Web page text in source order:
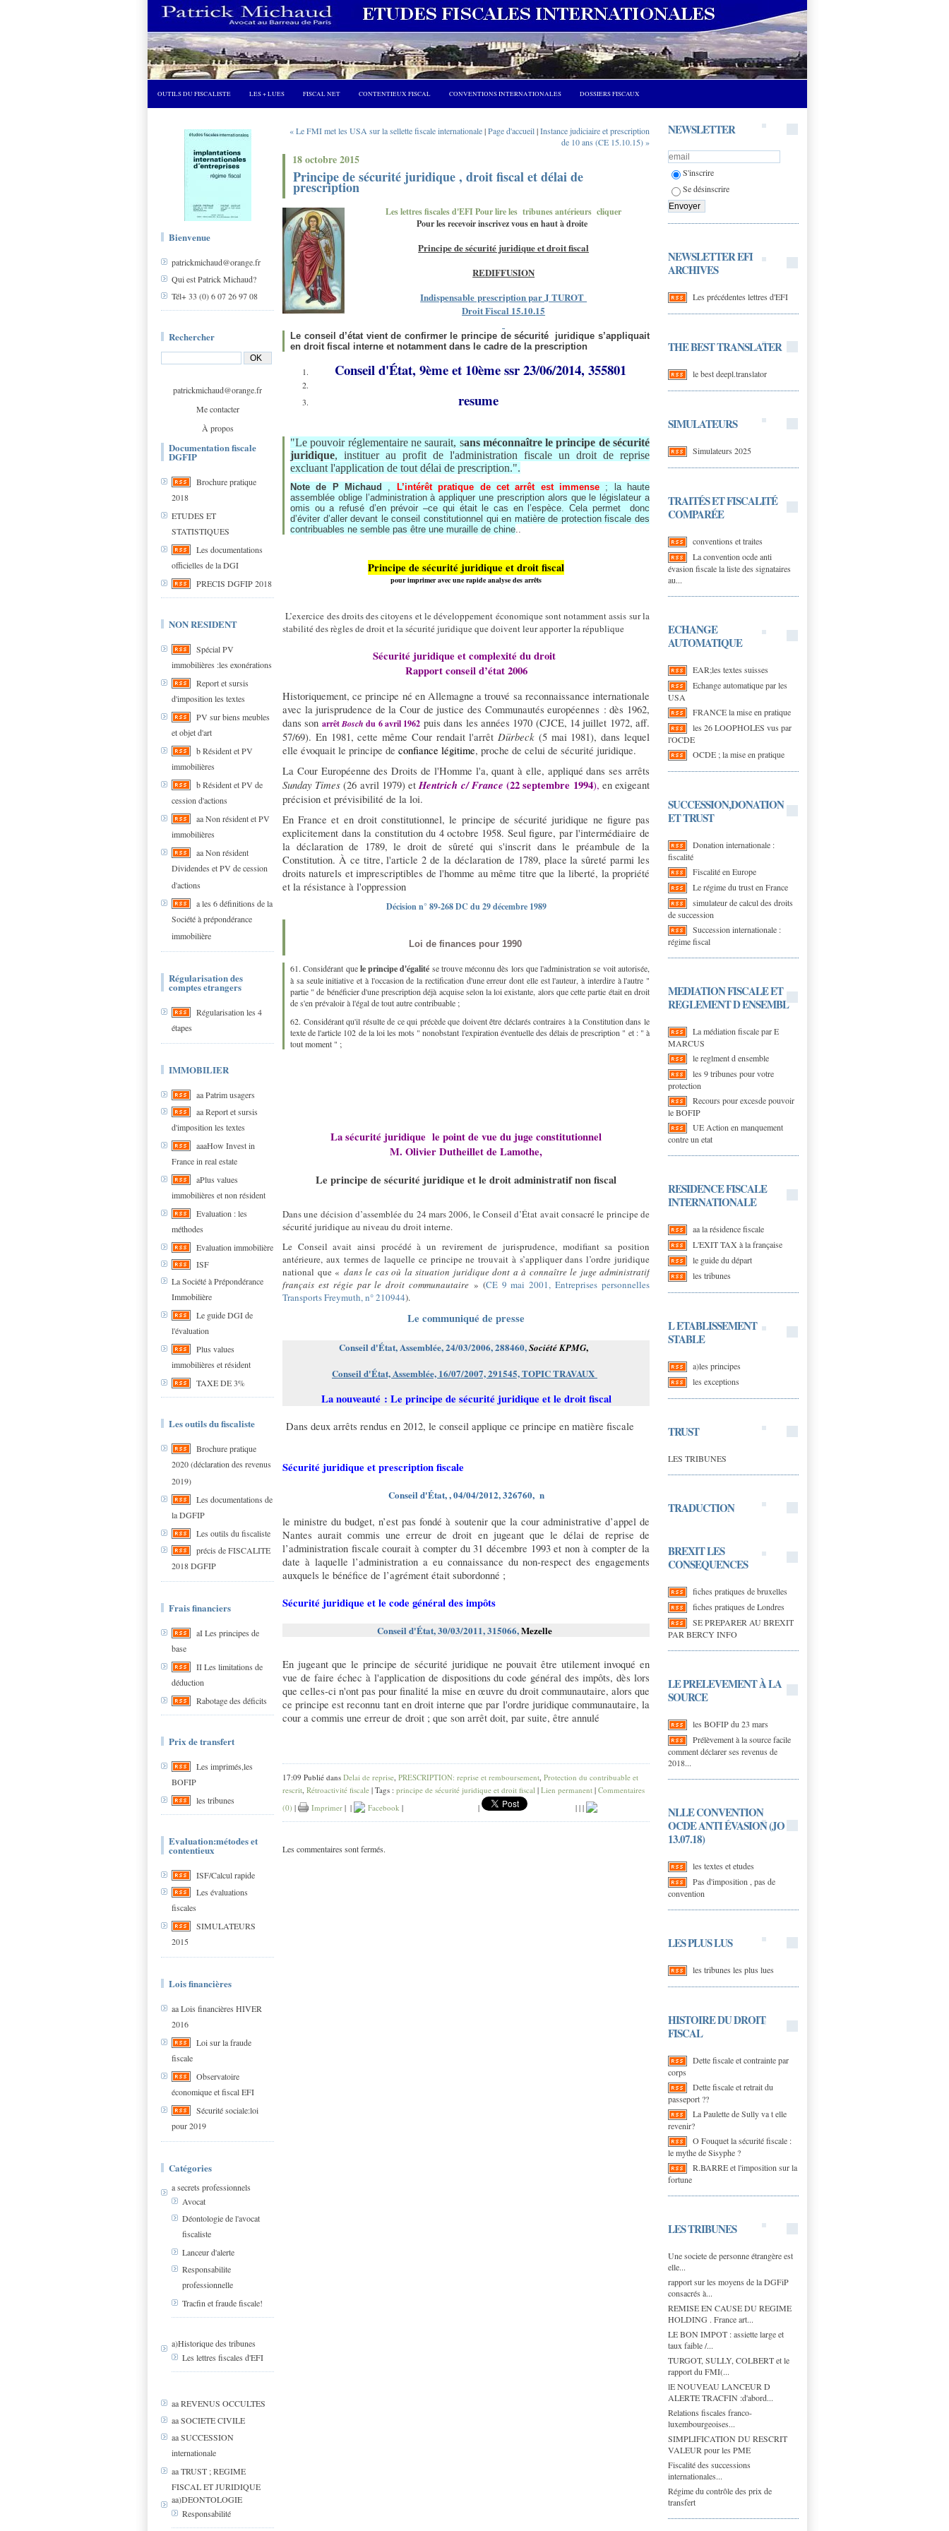
OUTILS DU FISCALISTE LES + LUES FISCAL NET CONTENTIEUX FISCAL CONVENTIONS INTERNATIONALES DOSSIERS FISCAUX
Bienvenue
patrickmichaud@orange.fr
Qui est Patrick Michaud?
Tél+ 33 (0) 6 07 26 97 08
Rechercher
patrickmichaud@orange.fr
Me contacter
À propos
Documentation fiscale
DGFIP
Brochure pratique
2018
ETUDES ET
STATISTIQUES
Les documentations
officielles de la DGI
PRECIS DGFIP 2018
NON RESIDENT
Spécial PV
immobilières :les exonérations
Report et sursis
d'imposition les textes
PV sur biens meubles
et objet d'art
b Résident et PV
immobilières
b Résident et PV de
cession d'actions
aa Non résident et PV
immobilières
aa Non résident
Dividendes et PV de cession
d'actions
a les 6 définitions de la
Société à prépondérance
immobilière
Régularisation des
comptes etrangers
Régularisation les 4
étapes
IMMOBILIER
aa Patrim usagers
aa Report et sursis
d'imposition les textes
aaaHow Invest in
France in real estate
aPlus values
immobilières et non résident
Evaluation : les
méthodes
Evaluation immobilière
ISF
La Société à Prépondérance
Immobilière
Le guide DGI de
l'évaluation
Plus values
immobilières et résident
TAXE DE 3%
Les outils du fiscaliste
Brochure pratique
2020 (déclaration des revenus
2019)
Les documentations de
la DGFIP
Les outils du fiscaliste
précis de FISCALITE
2018 DGFIP
Frais financiers
aI Les principes de
base
II Les limitations de
déduction
Rabotage des déficits
Prix de transfert
Les imprimés,les
BOFIP
les tribunes
Evaluation:métodes et
contentieux
ISF/Calcul rapide
Les évaluations
fiscales
SIMULATEURS
2015
Lois financières
aa Lois financières HIVER
2016
Loi sur la fraude
fiscale
Observatoire
économique et fiscal EFI
Sécurité sociale:loi
pour 2019
Catégories
a secrets professionnels
Avocat
Déontologie de l'avocat
fiscaliste
Lanceur d'alerte
Responsabilite
professionnelle
Tracfin et fraude fiscale!
a)Historique des tribunes
Les lettres fiscales d'EFI
aa REVENUS OCCULTES
aa SOCIETE CIVILE
aa SUCCESSION
internationale
aa TRUST ; REGIME
FISCAL ET JURIDIQUE
aa)DEONTOLOGIE
Responsabilité
NEWSLETTER
S'inscrire
Se désinscrire
NEWSLETTER EFI
ARCHIVES
Les précédentes lettres d'EFI
THE BEST TRANSLATER
le best deepl.translator
SIMULATEURS
Simulateurs 2025
TRAITÉS ET FISCALITÉ
COMPARÉE
conventions et traites
La convention ocde anti
évasion fiscale la liste des signataires
au...
ECHANGE
AUTOMATIQUE
EAR;les textes suisses
Echange automatique par les
USA
FRANCE la mise en pratique
les 26 LOOPHOLES vus par
l'OCDE
OCDE ; la mise en pratique
SUCCESSION,DONATION
ET TRUST
Donation internationale :
fiscalité
Fiscalité en Europe
Le régime du trust en France
simulateur de calcul des droits
de succession
Succession internationale :
régime fiscal
MEDIATION FISCALE ET
REGLEMENT D ENSEMBL
La médiation fiscale par E
MARCUS
le reglment d ensemble
les 9 tribunes pour votre
protection
Recours pour excesde pouvoir
le BOFIP
UE Action en manquement
contre un etat
RESIDENCE FISCALE
INTERNATIONALE
aa la résidence fiscale
L'EXIT TAX à la française
le guide du départ
les tribunes
L ETABLISSEMENT
STABLE
a)les principes
les exceptions
TRUST
LES TRIBUNES
TRADUCTION
BREXIT LES
CONSEQUENCES
fiches pratiques de bruxelles
fiches pratiques de Londres
SE PREPARER AU BREXIT
PAR BERCY INFO
LE PRELEVEMENT À LA
SOURCE
les BOFIP du 23 mars
Prélèvement à la source facile
comment déclarer ses revenus de
2018...
NLLE CONVENTION
OCDE ANTI ÉVASION (JO
13.07.18)
les textes et etudes
Pas d'imposition , pas de
convention
LES PLUS LUS
les tribunes les plus lues
HISTOIRE DU DROIT
FISCAL
Dette fiscale et contrainte par
corps
Dette fiscale et retrait du
passeport ??
La Paulette de Sully va t elle
revenir?
O Fouquet la sécurité fiscale :
le mythe de Sisyphe ?
R.BARRE et l'imposition sur la
fortune
LES TRIBUNES
Une societe de personne étrangère est
elle...
rapport sur les moyens de la DGFiP
consacrés à...
REMISE EN CAUSE DU REGIME
HOLDING . France art...
LE BON IMPOT : assiette large et
taux faible /...
TURGOT, SULLY, COLBERT et le
rapport du FMI(...
lE NOUVEAU LANCEUR D
ALERTE TRACFIN :d'abord...
Relations fiscales franco-
luxembourgeoises...
SIMPLIFICATION DU RESCRIT
VALEUR pour les PME
Fiscalité des successions
internationales...
Régime du contrôle des prix de
transfert
« Le FMI met les USA sur la sellette fiscale internationale|Page d'accueil|Instance judiciaire et prescription
de 10 ans (CE 15.10.15) »
18 octobre 2015
Principe de sécurité juridique , droit fiscal et délai de
prescription
Les lettres fiscales d'EFI Pour lire les tribunes antérieurs cliquer
Pour les recevoir inscrivez vous en haut à droite
Principe de sécurité juridique et droit fiscal
REDIFFUSION
Indispensable prescription par J TUROT
Droit Fiscal 15.10.15
Le conseil d’état vient de confirmer le principe de sécurité juridique s’appliquait
en droit fiscal interne et notamment dans le cadre de la prescription
Conseil d'État, 9ème et 10ème ssr 23/06/2014, 355801
resume
"Le pouvoir réglementaire ne saurait, sans méconnaître le principe de sécurité
juridique, instituer au profit de l'administration fiscale un droit de reprise
excluant l'application de tout délai de prescription.".
Note de P Michaud , L’intérêt pratique de cet arrêt est immense ; la haute
assemblée oblige l’administration à appliquer une prescription alors que le législateur a
omis ou a refusé d’en prévoir –ce qui était le cas en l’espèce. Cela permet donc
d’éviter d’aller devant le conseil constitutionnel qui en matière de protection fiscale des
contribuables ne semble pas être une muraille de chine..
Principe de sécurité juridique et droit fiscal
pour imprimer avec une rapide analyse des arrêts
L’exercice des droits des citoyens et le développement économique sont notamment assis sur la
stabilité des règles de droit et la sécurité juridique que doivent leur apporter la république
Sécurité juridique et complexité du droit
Rapport conseil d’état 2006
Historiquement, ce principe né en Allemagne a trouvé sa reconnaissance internationale
avec la jurisprudence de la Cour de justice des Communautés européennes : dès 1962,
dans son arrêtBosch du 6 avril 1962 puis dans les années 1970 (CJCE, 14 juillet 1972, aff.
57/69). En 1981, cette même Cour rendait l'arrêtDürbeck (5 mai 1981), dans lequel
elle évoquait le principe de confiance légitime, proche de celui de sécurité juridique.
La Cour Européenne des Droits de l'Homme l'a, quant à elle, appliqué dans ses arrêts
Sunday Times (26 avril 1979) etHentrich c/ France (22 septembre 1994), en exigeant
précision et prévisibilité de la loi.
En France et en droit constitutionnel, le principe de sécurité juridique ne figure pas
explicitement dans la constitution du 4 octobre 1958. Seul figure, par l'intermédiaire de
la déclaration de 1789, le droit de sûreté qui s'inscrit dans le préambule de la
Constitution. À ce titre, l'article 2 de la déclaration de 1789, place la sûreté parmi les
droits naturels et imprescriptibles de l'homme au même titre que la liberté, la propriété
et la résistance à l'oppression
Décision n° 89-268 DC du 29 décembre 1989
Loi de finances pour 1990
61. Considérant quele principe d'égalité se trouve méconnu dès lors que l'administration se voit autorisée,
à sa seule initiative et à l'occasion de la rectification d'une erreur dont elle est l'auteur, à interdire à l'autre "
partie " de bénéficier d'une prescription déjà acquise selon la loi existante, alors que cette partie était en droit
de s'en prévaloir à l'égal de tout autre contribuable ;
62. Considérant qu'il résulte de ce qui précède que doivent être déclarés contraires à la Constitution dans le
texte de l'article 102 de la loi les mots " nonobstant l'expiration éventuelle des délais de prescription " et : " à
tout moment " ;
La sécurité juridique le point de vue du juge constitutionnel
M. Olivier Dutheillet de Lamothe,
Le principe de sécurité juridique et le droit administratif non fiscal
Dans une décision d’assemblée du 24 mars 2006, le Conseil d’État avait consacré le principe de
sécurité juridique au niveau du droit interne.
Le Conseil avait ainsi procédé à un revirement de jurisprudence, modifiant sa position
antérieure, aux termes de laquelle ce principe ne trouvait à s’appliquer dans l’ordre juridique
national que « dans le cas où la situation juridique dont a à connaître le juge administratif
français est régie par le droit communautaire » (CE 9 mai 2001, Entreprises personnelles
Transports Freymuth, n° 210944).
Le communiqué de presse
Conseil d'État, Assemblée, 24/03/2006, 288460,Société KPMG,
Conseil d'État, Assemblée, 16/07/2007, 291545, TOPIC TRAVAUX
La nouveauté : Le principe de sécurité juridique et le droit fiscal
Dans deux arrêts rendus en 2012, le conseil applique ce principe en matière fiscale
Sécurité juridique et prescription fiscale
Conseil d'État, , 04/04/2012, 326760, n
le ministre du budget, n’est pas fondé à soutenir que la cour administrative d’appel de
Nantes aurait commis une erreur de droit en jugeant que le délai de reprise de
l’administration fiscale courait à compter du 31 décembre 1993 et non à compter de la
date à laquelle l’administration a eu connaissance du non-respect des engagements
auxquels le bénéfice de l’agrément était subordonné ;
Sécurité juridique et le code général des impôts
Conseil d'État, 30/03/2011, 315066,Mezelle
En jugeant que le principe de sécurité juridique ne pouvait être utilement invoqué en
vue de faire échec à l'application de dispositions du code général des impôts, dès lors
que celles-ci n'ont pas pour finalité la mise en œuvre du droit communautaire, alors que
ce principe est reconnu tant en droit interne que par l'ordre juridique communautaire, la
cour a commis une erreur de droit ; que son arrêt doit, par suite, être annulé
17:09 Publié dans Delai de reprise, PRESCRIPTION: reprise et remboursement, Protection du contribuable et
rescrit, Rétroactivité fiscale | Tags : principe de sécurité juridique et droit fiscal | Lien permanent | Commentaires
(0) | Imprimer | | Facebook | | | | |
Les commentaires sont fermés.